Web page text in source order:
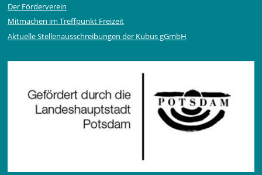
Der Förderverein
Mitmachen im Treffpunkt Freizeit
Aktuelle Stellen­ausschrei­bungen der Kubus gGmbH